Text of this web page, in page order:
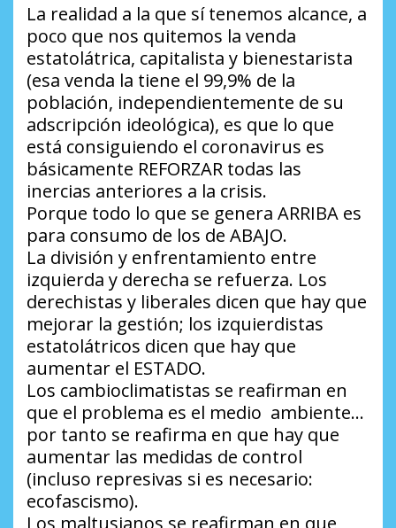
La realidad a la que sí tenemos alcance, a
poco que nos quitemos la venda
estatolátrica, capitalista y bienestarista
(esa venda la tiene el 99,9% de la
población, independientemente de su
adscripción ideológica), es que lo que
está consiguiendo el coronavirus es
básicamente REFORZAR todas las
inercias anteriores a la crisis.
Porque todo lo que se genera ARRIBA es
para consumo de los de ABAJO.
La división y enfrentamiento entre
izquierda y derecha se refuerza. Los
derechistas y liberales dicen que hay que
mejorar la gestión; los izquierdistas
estatolátricos dicen que hay que
aumentar el ESTADO.
Los cambioclimatistas se reafirman en
que el problema es el medio ambiente…
por tanto se reafirma en que hay que
aumentar las medidas de control
(incluso represivas si es necesario:
ecofascismo).
Los maltusianos se reafirman en que